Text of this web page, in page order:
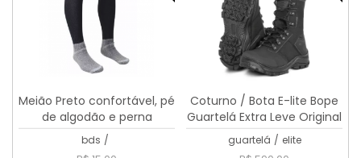
Meião Preto confortável, pé
de algodão e perna
elastano com poliamida
bds /
Coturno / Bota E-lite Bope
Guartelá Extra Leve Original
guartelá / elite